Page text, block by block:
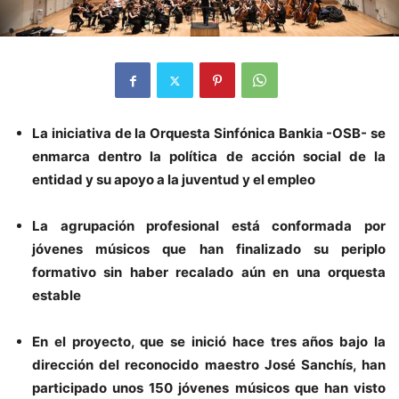
La iniciativa de la Orquesta Sinfónica Bankia -OSB- se
enmarca dentro la política de acción social de la
entidad y su apoyo a la juventud y el empleo
La agrupación profesional está conformada por
jóvenes músicos que han finalizado su periplo
formativo sin haber recalado aún en una orquesta
estable
En el proyecto, que se inició hace tres años bajo la
dirección del reconocido maestro José Sanchís, han
participado unos 150 jóvenes músicos que han visto